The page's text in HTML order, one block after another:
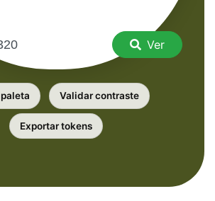
Ver
Validar contraste
Exportar tokens